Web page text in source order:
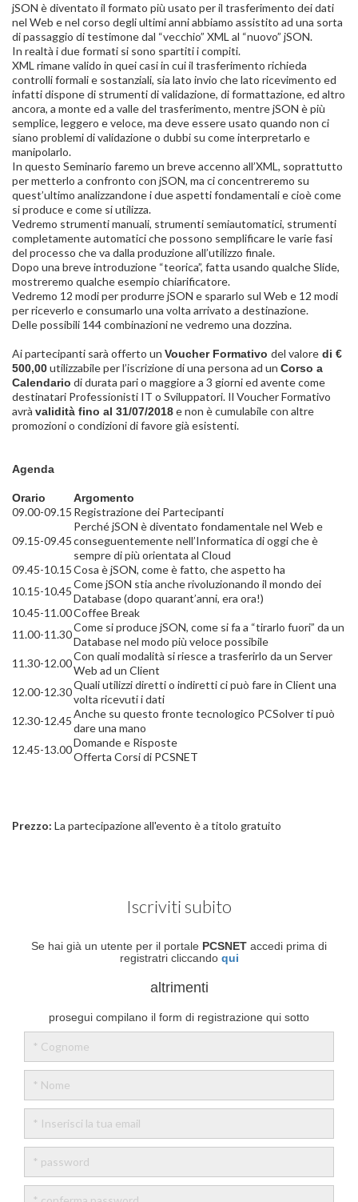
jSON è diventato il formato più usato per il trasferimento dei dati
nel Web e nel corso degli ultimi anni abbiamo assistito ad una sorta
di passaggio di testimone dal “vecchio” XML al “nuovo” jSON.
In realtà i due formati si sono spartiti i compiti.
XML rimane valido in quei casi in cui il trasferimento richieda
controlli formali e sostanziali, sia lato invio che lato ricevimento ed
infatti dispone di strumenti di validazione, di formattazione, ed altro
ancora, a monte ed a valle del trasferimento, mentre jSON è più
semplice, leggero e veloce, ma deve essere usato quando non ci
siano problemi di validazione o dubbi su come interpretarlo e
manipolarlo.
In questo Seminario faremo un breve accenno all’XML, soprattutto
per metterlo a confronto con jSON, ma ci concentreremo su
quest’ultimo analizzandone i due aspetti fondamentali e cioè come
si produce e come si utilizza.
Vedremo strumenti manuali, strumenti semiautomatici, strumenti
completamente automatici che possono semplificare le varie fasi
del processo che va dalla produzione all’utilizzo finale.
Dopo una breve introduzione “teorica”, fatta usando qualche Slide,
mostreremo qualche esempio chiarificatore.
Vedremo 12 modi per produrre jSON e spararlo sul Web e 12 modi
per riceverlo e consumarlo una volta arrivato a destinazione.
Delle possibili 144 combinazioni ne vedremo una dozzina.
Ai partecipanti sarà offerto un Voucher Formativo del valore di €
500,00utilizzabile per l’iscrizione di una persona ad un Corso a
Calendario di durata pari o maggiore a 3 giorni ed avente come
destinatari Professionisti IT o Sviluppatori. Il Voucher Formativo
avrà validità fino al 31/07/2018e non è cumulabile con altre
promozioni o condizioni di favore già esistenti.
Agenda
Orario Argomento
09.00-09.15 Registrazione dei Partecipanti
09.15-09.45
Perché jSON è diventato fondamentale nel Web e
conseguentemente nell’Informatica di oggi che è
sempre di più orientata al Cloud
09.45-10.15Cosa è jSON, come è fatto, che aspetto ha
10.15-10.45
Come jSON stia anche rivoluzionando il mondo dei
Database (dopo quarant’anni, era ora!)
10.45-11.00Coffee Break
11.00-11.30
Come si produce jSON, come si fa a “tirarlo fuori” da un
Database nel modo più veloce possibile
11.30-12.00
Con quali modalità si riesce a trasferirlo da un Server
Web ad un Client
12.00-12.30
Quali utilizzi diretti o indiretti ci può fare in Client una
volta ricevuti i dati
12.30-12.45
Anche su questo fronte tecnologico PCSolver ti può
dare una mano
12.45-13.00
Domande e Risposte
Offerta Corsi di PCSNET
Prezzo: La partecipazione all'evento è a titolo gratuito
Iscriviti subito
Se hai già un utente per il portale PCSNET accedi prima di
registratri cliccando qui
altrimenti
prosegui compilano il form di registrazione qui sotto